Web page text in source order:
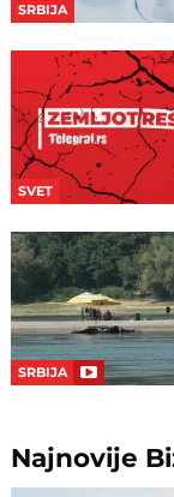
SRBIJA
SVET
SRBIJA
Najnovije